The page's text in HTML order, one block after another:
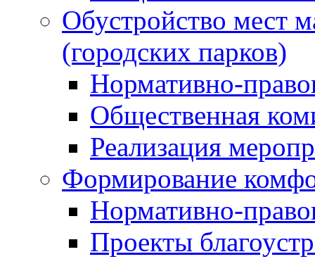
Обустройство мест
(городских парков)
Нормативно-
Общественная
Реализация
Формирование
Нормативно-
Проекты